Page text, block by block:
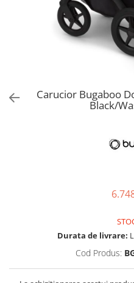
Consultanta Instalare
Jucarii de Sortare
Jucarii de tras
Jucarii din plus
PAPUSI
Carucior Bugaboo
Black/
Durata de livrare:
Cod Produs: